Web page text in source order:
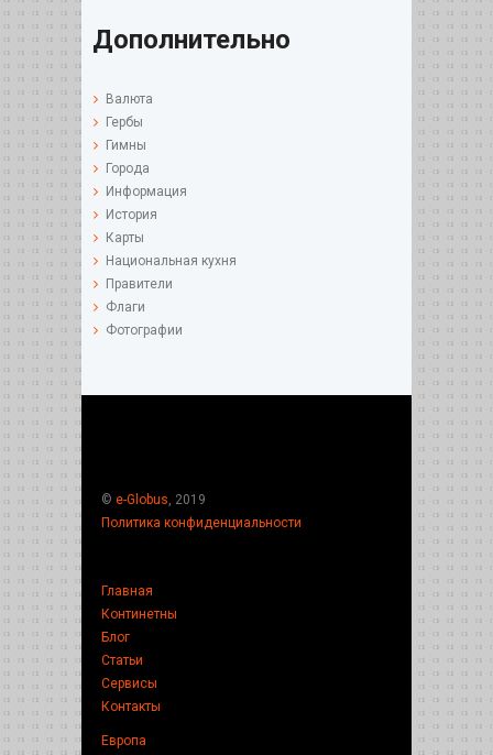
Дополнительно
Валюта
Гербы
Гимны
Города
Информация
История
Карты
Национальная кухня
Правители
Флаги
Фотографии
© e-Globus, 2019
Политика конфиденциальности
Главная
Континетны
Блог
Статьи
Сервисы
Контакты
Европа